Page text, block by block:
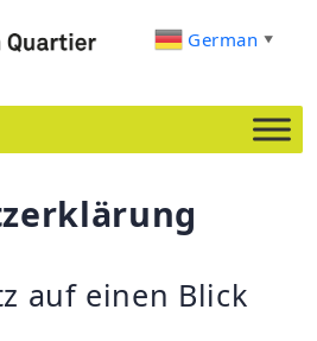
German ▼
auf einen Blick